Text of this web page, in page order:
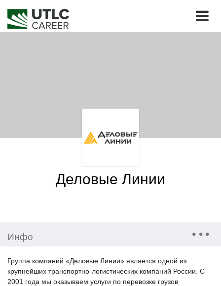
Деловые Линии
Инфо
Группа компаний «Деловые Линии» является одной из
крупнейших транспортно-логистических компаний России. С
2001 года мы оказываем услуги по перевозке грузов